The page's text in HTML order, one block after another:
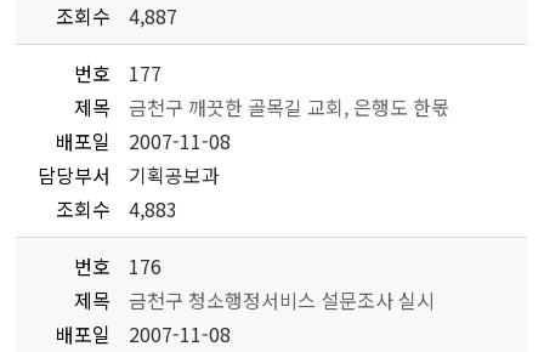
조회수
4,887
번호
177
제목
금천구 깨끗한 골목길 교회, 은행도 한몫
배포일
2007-11-08
담당부서
기획공보과
조회수
4,883
번호
176
제목
금천구 청소행정서비스 설문조사 실시
배포일
2007-11-08